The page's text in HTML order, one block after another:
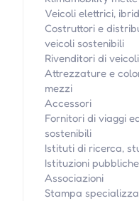
Veicoli elettrici,
Costruttori e
veicoli sostenibili
Rivenditori di
Attrezzature e
mezzi
Accessori
Fornitori di viaggi
sostenibili
Istituti di ricerca,
Istituzioni pubbliche
Associazioni
Stampa